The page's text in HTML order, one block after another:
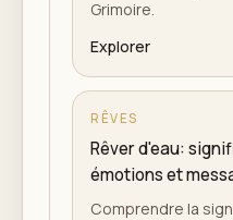
Grimoire.
Explorer
RÊVES
Rêver d'eau:
émotions et
Comprendre la